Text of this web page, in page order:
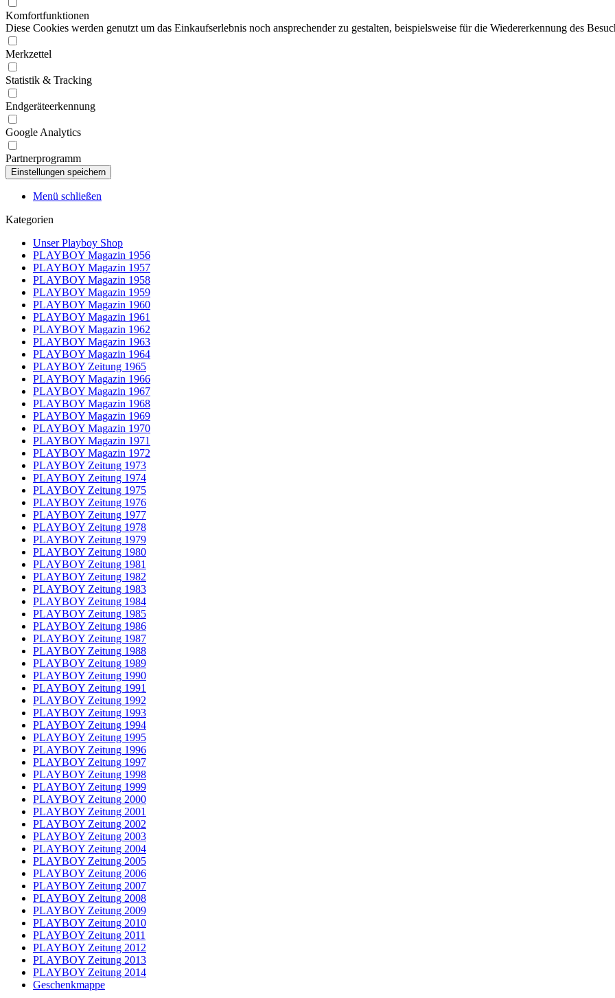
Komfortfunktionen
Diese Cookies werden genutzt um das Einkaufserlebnis noch ansprechender zu gestalten, beispielsweise für die Wiedererkennung des
Merkzettel
Statistik & Tracking
Endgeräteerkennung
Google Analytics
Partnerprogramm
Menü schließen
Kategorien
Unser Playboy Shop
PLAYBOY Magazin 1956
PLAYBOY Magazin 1957
PLAYBOY Magazin 1958
PLAYBOY Magazin 1959
PLAYBOY Magazin 1960
PLAYBOY Magazin 1961
PLAYBOY Magazin 1962
PLAYBOY Magazin 1963
PLAYBOY Magazin 1964
PLAYBOY Zeitung 1965
PLAYBOY Magazin 1966
PLAYBOY Magazin 1967
PLAYBOY Magazin 1968
PLAYBOY Magazin 1969
PLAYBOY Magazin 1970
PLAYBOY Magazin 1971
PLAYBOY Magazin 1972
PLAYBOY Zeitung 1973
PLAYBOY Zeitung 1974
PLAYBOY Zeitung 1975
PLAYBOY Zeitung 1976
PLAYBOY Zeitung 1977
PLAYBOY Zeitung 1978
PLAYBOY Zeitung 1979
PLAYBOY Zeitung 1980
PLAYBOY Zeitung 1981
PLAYBOY Zeitung 1982
PLAYBOY Zeitung 1983
PLAYBOY Zeitung 1984
PLAYBOY Zeitung 1985
PLAYBOY Zeitung 1986
PLAYBOY Zeitung 1987
PLAYBOY Zeitung 1988
PLAYBOY Zeitung 1989
PLAYBOY Zeitung 1990
PLAYBOY Zeitung 1991
PLAYBOY Zeitung 1992
PLAYBOY Zeitung 1993
PLAYBOY Zeitung 1994
PLAYBOY Zeitung 1995
PLAYBOY Zeitung 1996
PLAYBOY Zeitung 1997
PLAYBOY Zeitung 1998
PLAYBOY Zeitung 1999
PLAYBOY Zeitung 2000
PLAYBOY Zeitung 2001
PLAYBOY Zeitung 2002
PLAYBOY Zeitung 2003
PLAYBOY Zeitung 2004
PLAYBOY Zeitung 2005
PLAYBOY Zeitung 2006
PLAYBOY Zeitung 2007
PLAYBOY Zeitung 2008
PLAYBOY Zeitung 2009
PLAYBOY Zeitung 2010
PLAYBOY Zeitung 2011
PLAYBOY Zeitung 2012
PLAYBOY Zeitung 2013
PLAYBOY Zeitung 2014
Geschenkmappe